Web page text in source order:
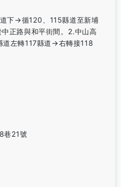
下→循120、115縣道至新埔
正路與和平街間。2.中山高
左轉117縣道→右轉接118
巷21號